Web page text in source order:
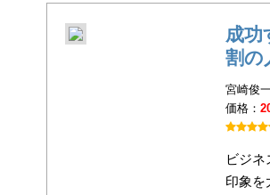
成
割の
宮崎俊
価格：
ビジ
印象を